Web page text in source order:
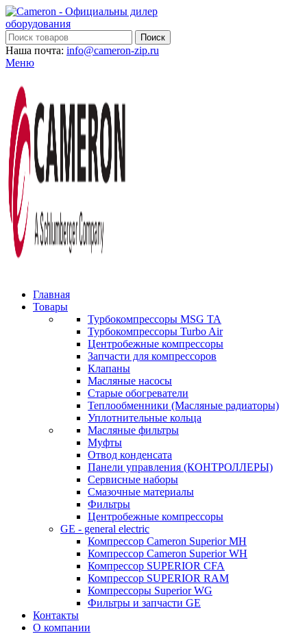
Поиск
Наша почта: info@cameron-zip.ru
Меню
Главная
Товары
Турбокомпрессоры MSG TA
Турбокомпрессоры Turbo Air
Центробежные компрессоры
Запчасти для компрессоров
Клапаны
Масляные насосы
Старые обогреватели
Теплообменники (Масляные радиаторы)
Уплотнительные кольца
Масляные фильтры
Муфты
Отвод конденсата
Панели управления (КОНТРОЛЛЕРЫ)
Сервисные наборы
Смазочные материалы
Фильтры
Центробежные компрессоры
GE - general electric
Компрессор Cameron Superior MH
Компрессор Cameron Superior WH
Компрессор SUPERIOR CFA
Компрессор SUPERIOR RAM
Компрессоры Superior WG
Фильтры и запчасти GE
Контакты
О компании